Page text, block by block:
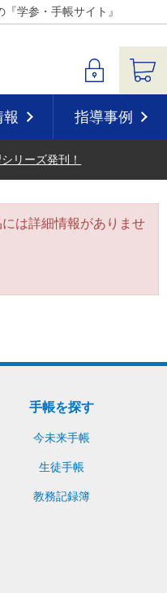
学参・手帳サイト』
指導事例
リーズ発刊！
は詳細情報がありませ
手帳を探す
今未来手帳
生徒手帳
教務記録簿